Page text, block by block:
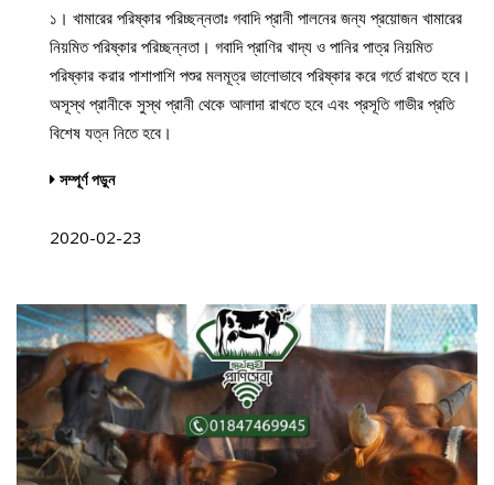
১। খামারের পরিষ্কার পরিচ্ছন্নতাঃ গবাদি প্রানী পালনের জন্য প্রয়োজন খামারের
নিয়মিত পরিষ্কার পরিচ্ছন্নতা। গবাদি প্রাণির খাদ্য ও পানির পাত্র নিয়মিত
পরিষ্কার করার পাশাপাশি পশুর মলমূত্র ভালোভাবে পরিষ্কার করে গর্তে রাখতে হবে।
অসূস্থ প্রানীকে সুস্থ প্রানী থেকে আলাদা রাখতে হবে এবং প্রসূতি গাভীর প্রতি
বিশেষ যত্ন নিতে হবে।
সম্পূর্ণ পড়ুন
2020-02-23